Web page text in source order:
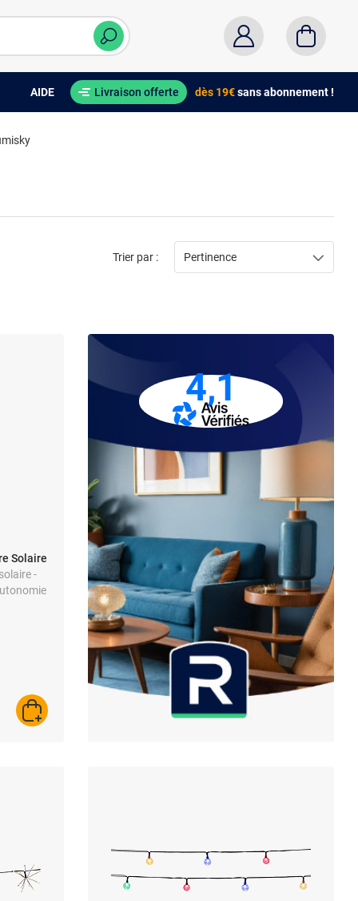
AIDE Livraison offerte dès 19€sans abonnement !
Trier par : Pertinence
Solaire
-
AJOUTER AU PANIER
4,1